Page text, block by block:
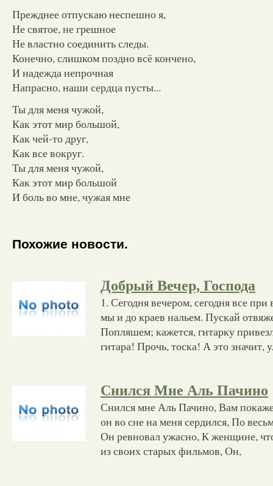
Прежднее отпускаю неспешно я,
Не святое, не грешное
Не властно соединить следы.
Конечно, слишком поздно всё кончено,
И надежда непрочная
Напрасно, наши сердца пусты...
Ты для меня чужой,
Как этот мир большой,
Как чей-то друг,
Как все вокруг.
Ты для меня чужой,
Как этот мир большой
И боль во мне, чужая мне
Похожие новости.
Добрый Вечер, Господа
1. Сегодня вечером, сегодня все
мы и до краев нальем. Пускай
Попляшем; кажется, гитарку
гитара! Прочь, тоска! А это значит,
Снился Мне Аль Пачино
Снился мне Аль Пачино, Вам
он во сне на меня сердился, По
Он ревновал ужасно, К женщине,
из своих старых фильмов, Он,